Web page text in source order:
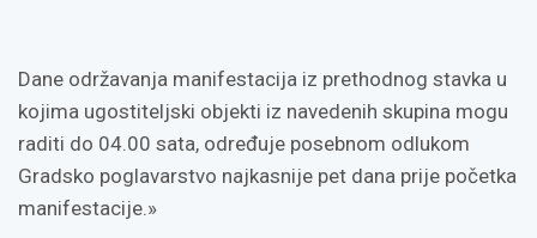
Dane održavanja manifestacija iz prethodnog stavka u
kojima ugostiteljski objekti iz navedenih skupina mogu
raditi do 04.00 sata, određuje posebnom odlukom
Gradsko poglavarstvo najkasnije pet dana prije početka
manifestacije.»